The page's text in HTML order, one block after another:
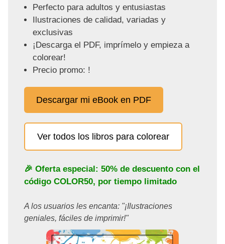
Perfecto para adultos y entusiastas
Ilustraciones de calidad, variadas y
exclusivas
¡Descarga el PDF, imprímelo y empieza a
colorear!
Precio promo: !
Descargar mi eBook en PDF
Ver todos los libros para colorear
🎉 Oferta especial: 50% de descuento con el
código COLOR50, por tiempo limitado
A los usuarios les encanta: "¡Ilustraciones
geniales, fáciles de imprimir!"